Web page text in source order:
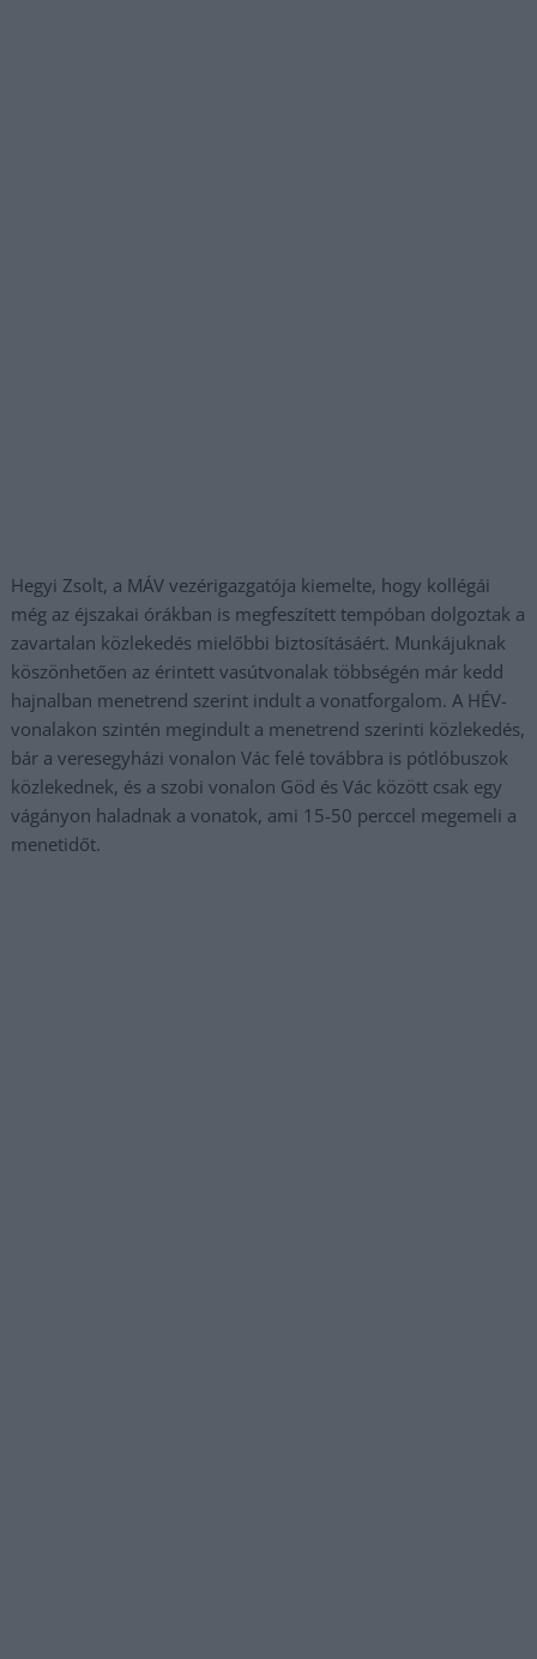
Hegyi Zsolt, a MÁV vezérigazgatója kiemelte, hogy kollégái
még az éjszakai órákban is megfeszített tempóban dolgoztak a
zavartalan közlekedés mielőbbi biztosításáért. Munkájuknak
köszönhetően az érintett vasútvonalak többségén már kedd
hajnalban menetrend szerint indult a vonatforgalom. A HÉV-
vonalakon szintén megindult a menetrend szerinti közlekedés,
bár a veresegyházi vonalon Vác felé továbbra is pótlóbuszok
közlekednek, és a szobi vonalon Göd és Vác között csak egy
vágányon haladnak a vonatok, ami 15-50 perccel megemeli a
menetidőt.